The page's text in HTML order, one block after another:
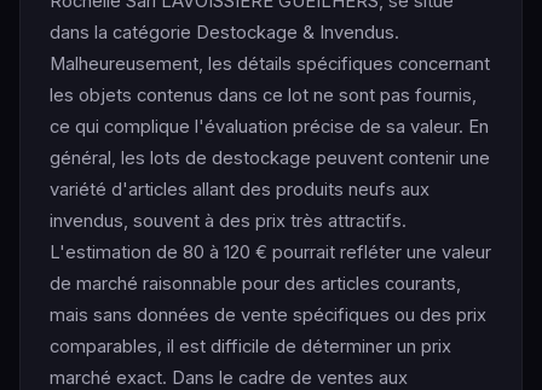
dans la catégorie Destockage & Invendus.
Malheureusement, les détails spécifiques concernant
les objets contenus dans ce lot ne sont pas fournis,
ce qui complique l'évaluation précise de sa valeur. En
général, les lots de destockage peuvent contenir une
variété d'articles allant des produits neufs aux
invendus, souvent à des prix très attractifs.
L'estimation de 80 à 120 € pourrait refléter une valeur
de marché raisonnable pour des articles courants,
mais sans données de vente spécifiques ou des prix
comparables, il est difficile de déterminer un prix
marché exact. Dans le cadre de ventes aux